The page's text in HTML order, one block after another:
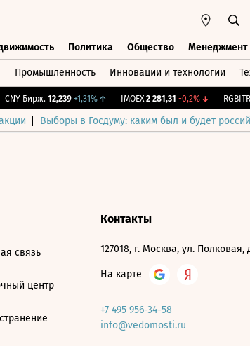
Политика Общество Менеджмент
Промышленность Инновации и технологии
CNY Бирж. 12,239 +1,31%↑ IMOEX 2 281,31 -0,2%↓ RGBITR
Выборы в Госдуму: каким был и будет
связь
центр
Контакты
127018, г. Москва, ул. Полковая,
На карте
+7 495 956-34-58
info@vedomosti.ru